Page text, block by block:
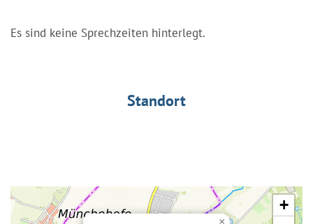
Es sind keine Sprechzeiten hinterlegt.
Standort
×
+